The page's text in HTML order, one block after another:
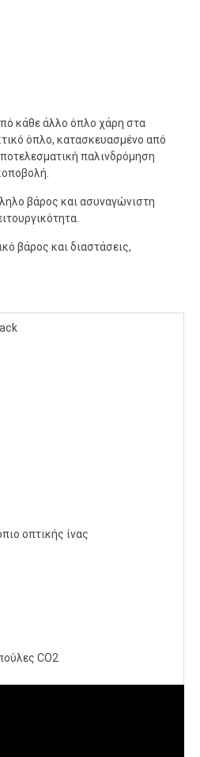
κάθε άλλο όπλο χάρη στα
όπλο, κατασκευασμένο από
παλινδρόμηση
βάρος και ασυναγώνιστη
βάρος και διαστάσεις,
οπτικής ίνας
CO2